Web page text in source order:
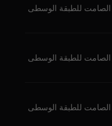
الصامت للطبقة الوسطى
الصامت للطبقة الوسطى
الصامت للطبقة الوسطى